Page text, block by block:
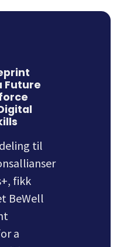
Future
til
fikk
BeWell
a